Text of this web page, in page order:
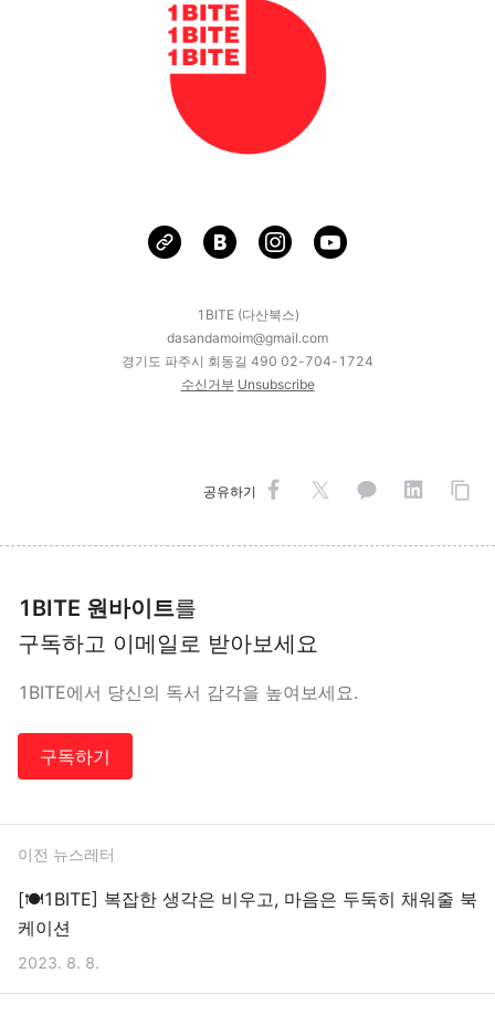
1BITE (다산북스)
dasandamoim@gmail.com
경기도 파주시 회동길 490 02-704-1724
수신거부 Unsubscribe
공유하기
1BITE 원바이트를
구독하고 이메일로 받아보세요
1BITE에서 당신의 독서 감각을 높여보세요.
구독하기
이전 뉴스레터
[🍽1BITE] 복잡한 생각은 비우고, 마음은 두둑히 채워줄 북
케이션
2023. 8. 8.